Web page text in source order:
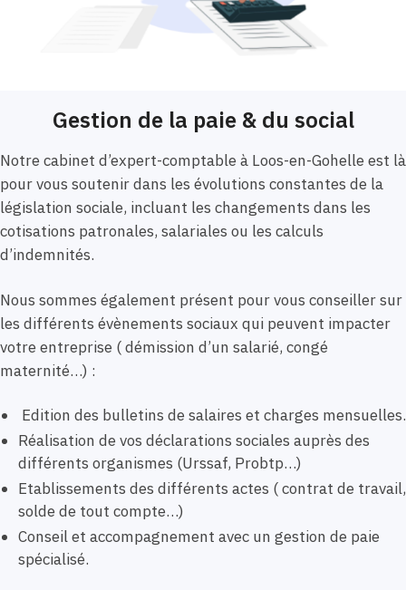
Gestion de la paie & du social
Notre cabinet d’expert-comptable à Loos-en-Gohelle est là
pour vous soutenir dans les évolutions constantes de la
législation sociale, incluant les changements dans les
cotisations patronales, salariales ou les calculs
d’indemnités.
Nous sommes également présent pour vous conseiller sur
les différents évènements sociaux qui peuvent impacter
votre entreprise ( démission d’un salarié, congé
maternité…) :
Edition des bulletins de salaires et charges mensuelles.
Réalisation de vos déclarations sociales auprès des
différents organismes (Urssaf, Probtp…)
Etablissements des différents actes ( contrat de travail,
solde de tout compte…)
Conseil et accompagnement avec un gestion de paie
spécialisé.